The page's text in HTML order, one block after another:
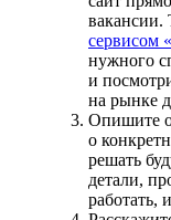
вакансии.
сервисом
нужного
и
на рынке
Опишите
о
решать
детали,
работать,